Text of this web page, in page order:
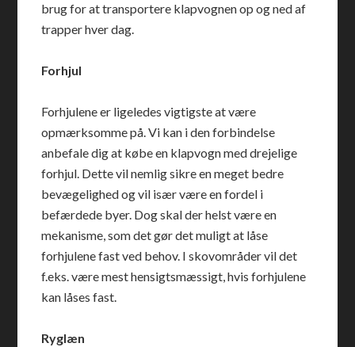
brug for at transportere klapvognen op og ned af
trapper hver dag.
Forhjul
Forhjulene er ligeledes vigtigste at være
opmærksomme på. Vi kan i den forbindelse
anbefale dig at købe en klapvogn med drejelige
forhjul. Dette vil nemlig sikre en meget bedre
bevægelighed og vil især være en fordel i
befærdede byer. Dog skal der helst være en
mekanisme, som det gør det muligt at låse
forhjulene fast ved behov. I skovområder vil det
f.eks. være mest hensigtsmæssigt, hvis forhjulene
kan låses fast.
Ryglæn